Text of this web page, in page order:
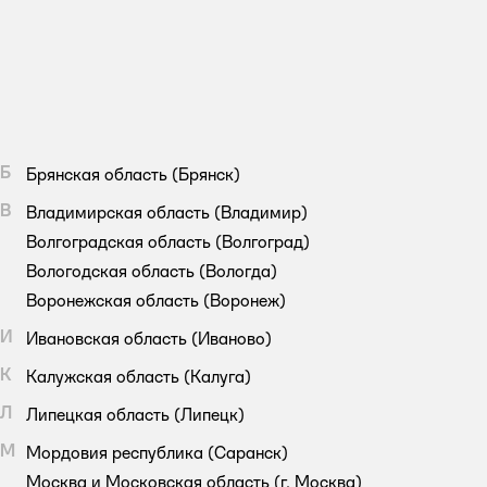
Б Брянская область (Брянск)
В
Владимирская область (Владимир)
Волгоградская область (Волгоград)
Вологодская область (Вологда)
Воронежская область (Воронеж)
И
Ивановская область (Иваново)
К
Калужская область (Калуга)
Л
Липецкая область (Липецк)
М
Мордовия республика (Саранск)
Москва и Московская область (г. Москва)